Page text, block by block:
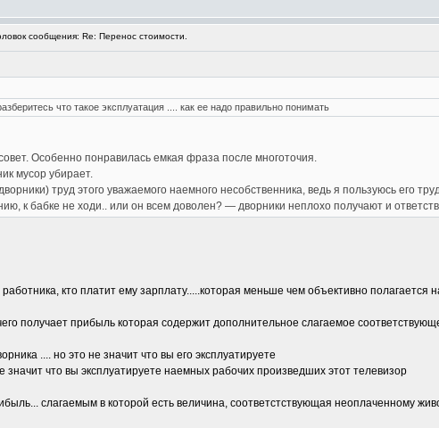
сообщения: Re: Перенос стоимости.
что такое эксплуатация .... как ее надо правильно понимать
Особенно понравилась емкая фраза после многоточия.
мусор убирает.
труд этого уважаемого наемного несобственника, ведь я пользуюсь его
к бабке не ходи.. или он всем доволен? — дворники неплохо получают и
кто платит ему зарплату.....которая меньше чем объективно полагается
получает прибыль которая содержит дополнительное слагаемое
.... но это не значит что вы его эксплуатируете
значит что вы эксплуатируете наемных рабочих произведших этот телевизор
слагаемым в которой есть величина, соответстствующая неоплаченному